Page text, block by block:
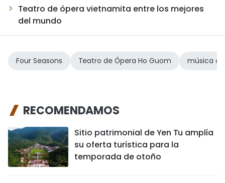
Teatro de ópera vietnamita entre los mejores
del mundo
Four Seasons Teatro de Ópera Ho Guom música
RECOMENDAMOS
Sitio patrimonial de Yen Tu amplía
su oferta turística para la
temporada de otoño